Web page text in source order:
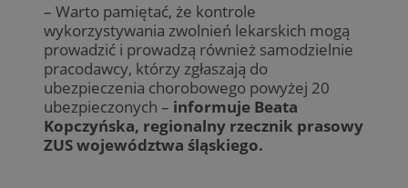
– Warto pamiętać, że kontrole
wykorzystywania zwolnień lekarskich mogą
prowadzić i prowadzą również samodzielnie
pracodawcy, którzy zgłaszają do
ubezpieczenia chorobowego powyżej 20
ubezpieczonych – informuje Beata
Kopczyńska, regionalny rzecznik prasowy
ZUS województwa śląskiego.